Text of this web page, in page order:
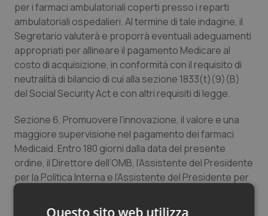
per i farmaci ambulatoriali coperti presso i reparti
ambulatoriali ospedalieri.Al termine di tale indagine, il
Segretario valuterà e proporrà eventuali adeguamenti
appropriati per allineare il pagamento Medicare al
costo di acquisizione, in conformità con il requisito di
neutralità di bilancio di cui alla sezione 1833(t)(9)(B)
del Social Security Act e con altri requisiti di legge.
Sezione 6. Promuovere l’innovazione, il valore e una
maggiore supervisione nel pagamento dei farmaci
Medicaid. Entro 180 giorni dalla data del presente
ordine, il Direttore dell’OMB, l’Assistente del Presidente
per la Politica Interna e l’Assistente del Presidente per
Segretario, forniranno congiuntamente
Questo sito web utilizza